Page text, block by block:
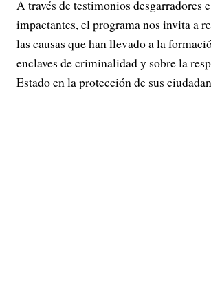
A través de testimonios desgarradores
impactantes, el programa nos invita a
las causas que han llevado a la
enclaves de criminalidad y sobre la
Estado en la protección de sus